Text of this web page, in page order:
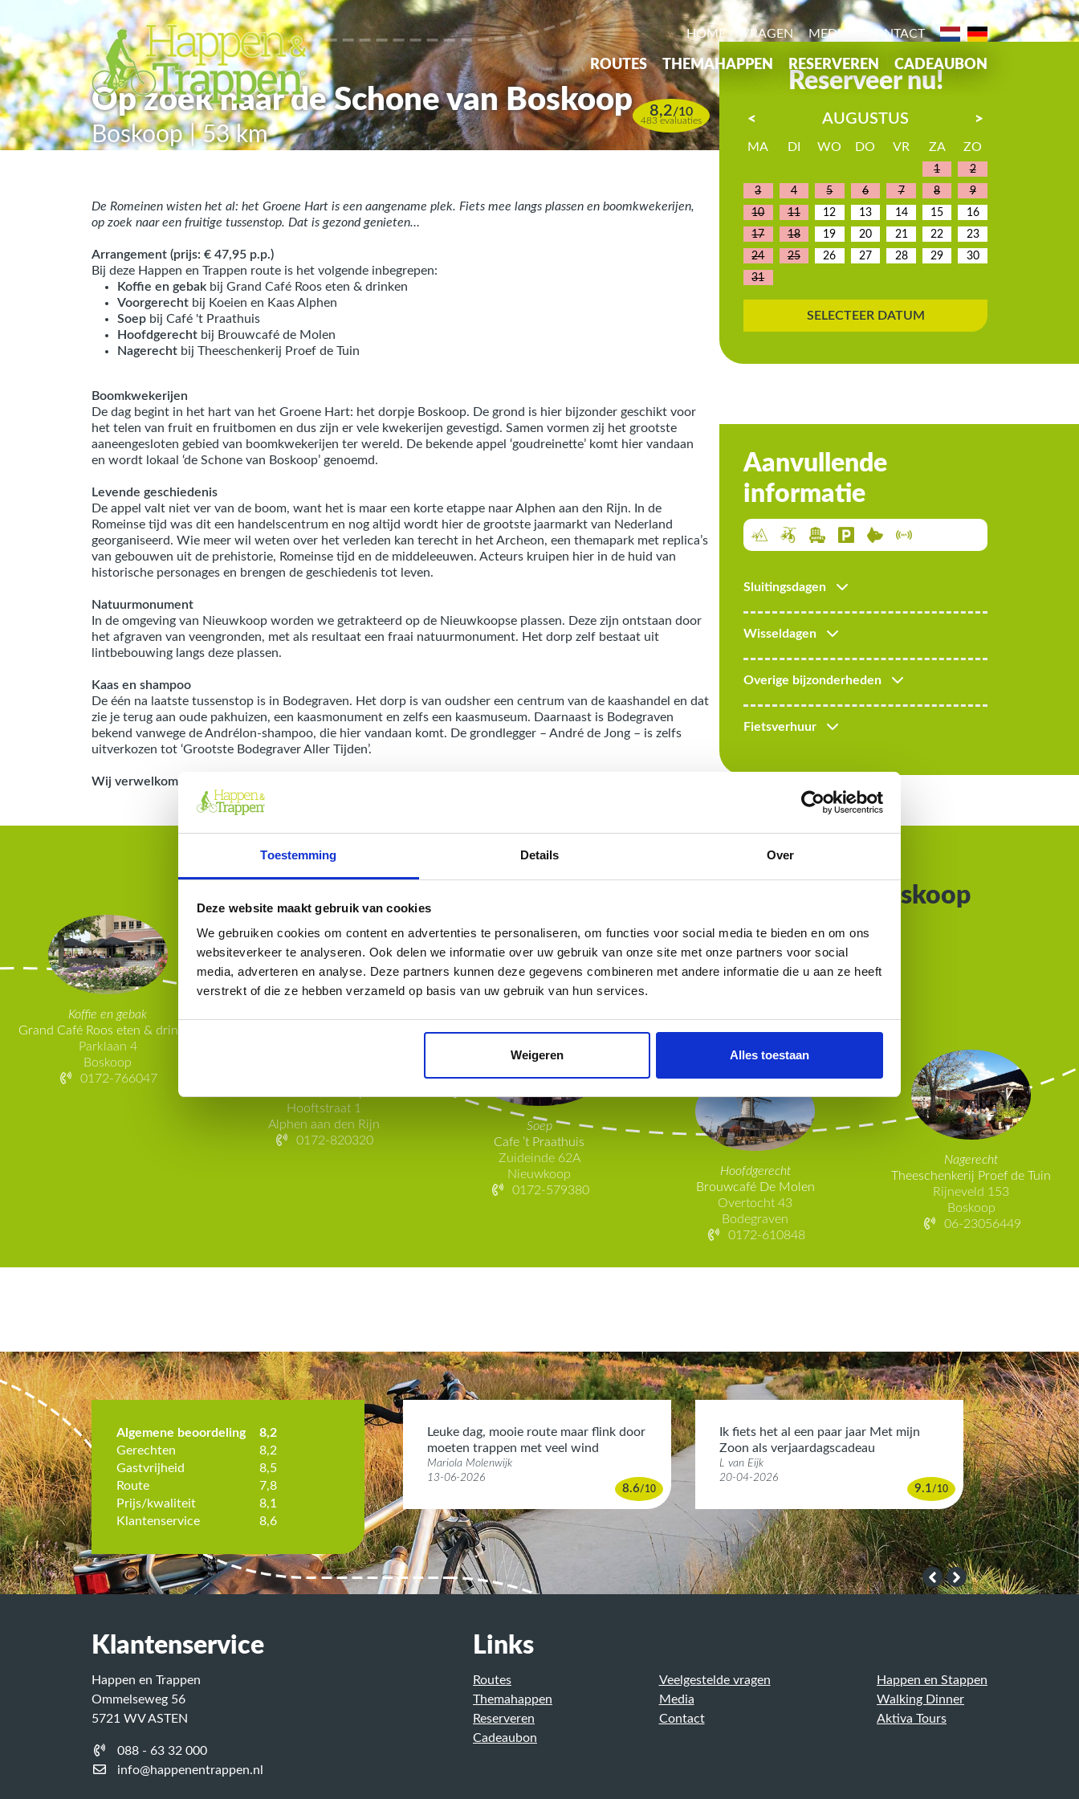
Toestemming Details Over
Deze website maakt gebruik van cookies
We gebruiken cookies om content en advertenties te personaliseren, om functies voor social media te bieden en om ons
websiteverkeer te analyseren. Ook delen we informatie over uw gebruik van onze site met onze partners voor social
media, adverteren en analyse. Deze partners kunnen deze gegevens combineren met andere informatie die u aan ze heeft
verstrekt of die ze hebben verzameld op basis van uw gebruik van hun services.
Weigeren Alles toestaan
HOME VRAGEN MEDIA CONTACT
ROUTES THEMAHAPPEN RESERVEREN CADEAUBON
Op zoek naar de Schone van Boskoop
Boskoop | 53 km
8,2/10
483 evaluaties
De Romeinen wisten het al: het Groene Hart is een aangename plek. Fiets mee langs plassen en boomkwekerijen,
op zoek naar een fruitige tussenstop. Dat is gezond genieten…
Arrangement (prijs: € 47,95 p.p.)
Bij deze Happen en Trappen route is het volgende inbegrepen:
Koffie en gebak bij Grand Café Roos eten & drinken
Voorgerecht bij Koeien en Kaas Alphen
Soep bij Café 't Praathuis
Hoofdgerecht bij Brouwcafé de Molen
Nagerecht bij Theeschenkerij Proef de Tuin
Boomkwekerijen
De dag begint in het hart van het Groene Hart: het dorpje Boskoop. De grond is hier bijzonder geschikt voor
het telen van fruit en fruitbomen en dus zijn er vele kwekerijen gevestigd. Samen vormen zij het grootste
aaneengesloten gebied van boomkwekerijen ter wereld. De bekende appel ‘goudreinette’ komt hier vandaan
en wordt lokaal ‘de Schone van Boskoop’ genoemd.
Levende geschiedenis
De appel valt niet ver van de boom, want het is maar een korte etappe naar Alphen aan den Rijn. In de
Romeinse tijd was dit een handelscentrum en nog altijd wordt hier de grootste jaarmarkt van Nederland
georganiseerd. Wie meer wil weten over het verleden kan terecht in het Archeon, een themapark met replica’s
van gebouwen uit de prehistorie, Romeinse tijd en de middeleeuwen. Acteurs kruipen hier in de huid van
historische personages en brengen de geschiedenis tot leven.
Natuurmonument
In de omgeving van Nieuwkoop worden we getrakteerd op de Nieuwkoopse plassen. Deze zijn ontstaan door
het afgraven van veengronden, met als resultaat een fraai natuurmonument. Het dorp zelf bestaat uit
lintbebouwing langs deze plassen.
Kaas en shampoo
De één na laatste tussenstop is in Bodegraven. Het dorp is van oudsher een centrum van de kaashandel en dat
zie je terug aan oude pakhuizen, een kaasmonument en zelfs een kaasmuseum. Daarnaast is Bodegraven
bekend vanwege de Andrélon-shampoo, die hier vandaan komt. De grondlegger – André de Jong – is zelfs
uitverkozen tot ‘Grootste Bodegraver Aller Tijden’.
Wij verwelkomen u graag op deze Happen en Trappen route!
Reserveer nu!
< AUGUSTUS >
MA DI WO DO VR ZA ZO
1
2
3
4 5 6 7 8
9
10
11 12 13 14 15
16
17
18 19 20 21 22
23
24
25 26 27 28 29
30
31
SELECTEER DATUM
Aanvullende
informatie
Sluitingsdagen
Wisseldagen
Overige bijzonderheden
Fietsverhuur
Hoe ziet een dagje
Op zoek naar de Schone van Boskoop
eruit?
Maak kennis met onze gastvrije restaurants
Koffie en gebak
Grand Café Roos eten & drinken
Parklaan 4
Boskoop
0172-766047
Hooftstraat 1
Alphen aan den Rijn
0172-820320
Soep
Cafe ’t Praathuis
Zuideinde 62A
Nieuwkoop
0172-579380
Hoofdgerecht
Brouwcafé De Molen
Overtocht 43
Bodegraven
0172-610848
Nagerecht
Theeschenkerij Proef de Tuin
Rijneveld 153
Boskoop
06-23056449
Algemene beoordeling
8,2
Gerechten
8,2
Gastvrijheid
8,5
Route
7,8
Prijs/kwaliteit
8,1
Klantenservice
8,6
drinken en
8.0/10
Wij hebben er erg van genoten en
heerlijk gegeten. Top!!! Leg
documentatie bij campings.!!
Jan en klarie Vroegop
22-05-2023
Leuke dag, mooie route maar flink door
moeten trappen met veel wind
Mariola Molenwijk
13-06-2026
8.6/10
Ik fiets het al een paar jaar Met mijn
Zoon als verjaardagscadeau
L van Eijk
20-04-2026
9.1/10
Nicolette
10-11-2025
Klantenservice
Happen en Trappen
Ommelseweg 56
5721 WV ASTEN
088 - 63 32 000
info@happenentrappen.nl
Links
Routes
Themahappen
Reserveren
Cadeaubon
Veelgestelde vragen
Media
Contact
Happen en Stappen
Walking Dinner
Aktiva Tours